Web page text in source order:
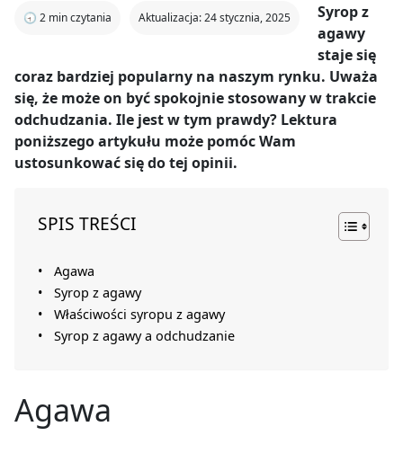
🕣 2 min czytania Aktualizacja: 24 stycznia, 2025
Syrop z
agawy
staje się
coraz bardziej popularny na naszym rynku. Uważa
się, że może on być spokojnie stosowany w trakcie
odchudzania. Ile jest w tym prawdy? Lektura
poniższego artykułu może pomóc Wam
ustosunkować się do tej opinii.
SPIS TREŚCI
Agawa
Syrop z agawy
Właściwości syropu z agawy
Syrop z agawy a odchudzanie
Agawa